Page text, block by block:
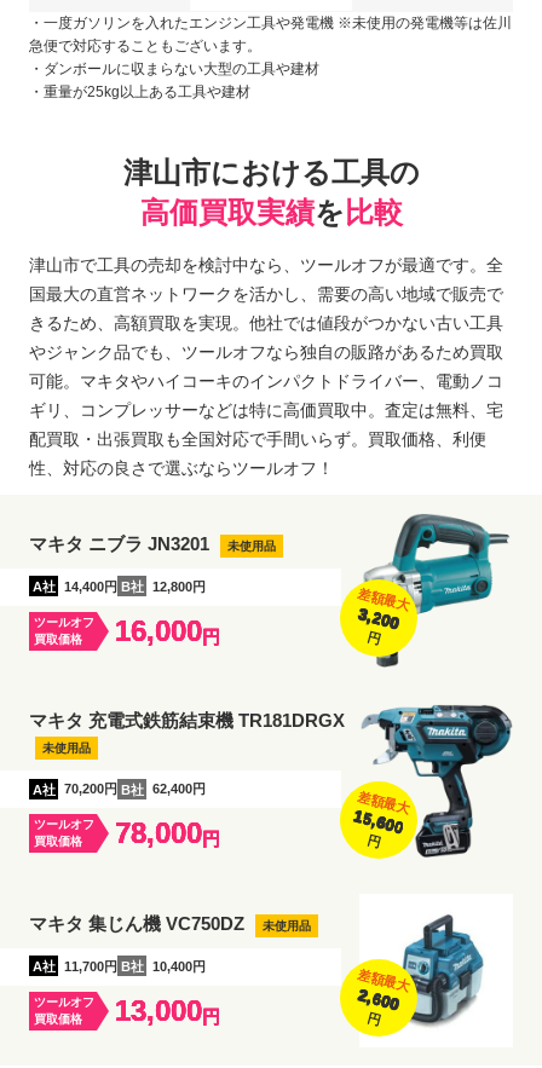
・一度ガソリンを入れたエンジン工具や発電機 ※未使用の発電機等は佐川
急便で対応することもございます。
・ダンボールに収まらない大型の工具や建材
・重量が25kg以上ある工具や建材
津山市における工具の
高価買取実績を 比較
津山市で工具の売却を検討中なら、ツールオフが最適です。全
国最大の直営ネットワークを活かし、需要の高い地域で販売で
きるため、高額買取を実現。他社では値段がつかない古い工具
やジャンク品でも、ツールオフなら独自の販路があるため買取
可能。マキタやハイコーキのインパクトドライバー、電動ノコ
ギリ、コンプレッサーなどは特に高価買取中。査定は無料、宅
配買取・出張買取も全国対応で手間いらず。買取価格、利便
性、対応の良さで選ぶならツールオフ！
マキタ ニブラ JN3201 未使用品
A社 14,400円 B社 12,800円
ツールオフ
買取価格
16,000円
差額最大
3,200
円
マキタ 充電式鉄筋結束機 TR181DRGX
未使用品
A社 70,200円 B社 62,400円
ツールオフ
買取価格
78,000円
差額最大
15,600
円
マキタ 集じん機 VC750DZ 未使用品
A社 11,700円 B社 10,400円
ツールオフ
買取価格
13,000円
差額最大
2,600
円